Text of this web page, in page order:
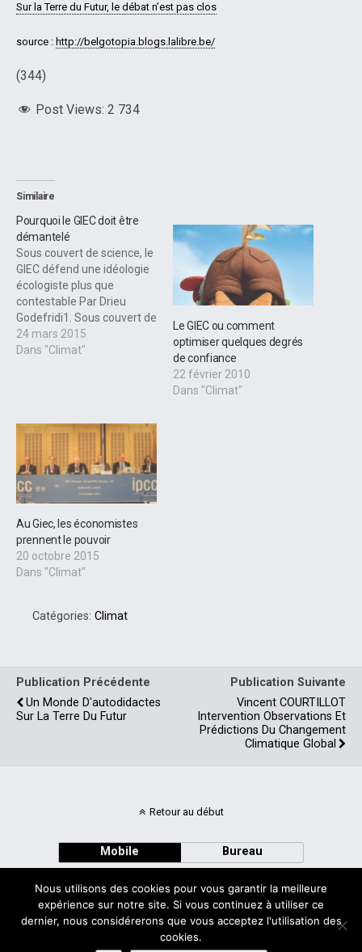
Sur la Terre du Futur, le débat n’est pas clos
source : http://belgotopia.blogs.lalibre.be/
(344)
Post Views: 2 734
Similaire
Pourquoi le GIEC doit être
démantelé
Sous couvert de science, le
GIEC défend une idéologie
écologiste plus que
contestable Par Drieu
Godefridi1. Sous couvert de
science, le dernier rapport
du GIEC (« AR5 ») diffuse la
ecology). Le problème
réside dans la structure
même de l’organisation…
24 mars 2015
Dans "Climat"
Le GIEC ou comment
optimiser quelques degrés
de confiance
22 février 2010
Dans "Climat"
Au Giec, les économistes
prennent le pouvoir
20 octobre 2015
Dans "Climat"
Catégories: Climat
Publication Précédente
Un Monde D'autodidactes
Sur La Terre Du Futur
Publication Suivante
Vincent COURTILLOT
Intervention Observations Et
Prédictions Du Changement
Climatique Global
Retour au début
Mobile Bureau
Avec
Nous utilisons des cookies pour vous garantir la meilleure
expérience sur notre site. Si vous continuez à utiliser ce
dernier, nous considérerons que vous acceptez l'utilisation des
cookies.